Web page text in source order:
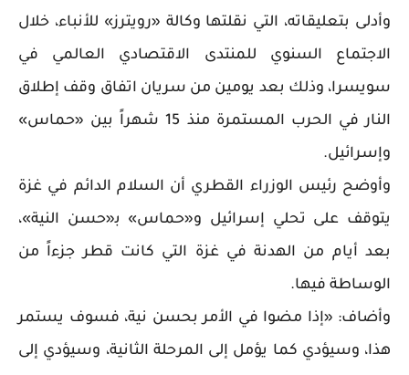
وأدلى بتعليقاته، التي نقلتها وكالة «رويترز» للأنباء، خلال
الاجتماع السنوي للمنتدى الاقتصادي العالمي في
سويسرا، وذلك بعد يومين من سريان اتفاق وقف إطلاق
النار في الحرب المستمرة منذ 15 شهراً بين «حماس»
وإسرائيل.
وأوضح رئيس الوزراء القطري أن السلام الدائم في غزة
يتوقف على تحلي إسرائيل و«حماس» ﺑ«حسن النية»،
بعد أيام من الهدنة في غزة التي كانت قطر جزءاً من
الوساطة فيها.
وأضاف: «إذا مضوا في الأمر بحسن نية، فسوف يستمر
هذا، وسيؤدي كما يؤمل إلى المرحلة الثانية، وسيؤدي إلى